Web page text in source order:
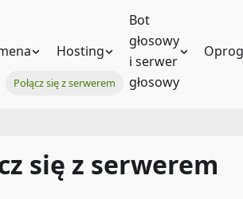
Hosting
Bot
głosowy
i serwer
głosowy
Połącz się z serwerem
się z serwerem